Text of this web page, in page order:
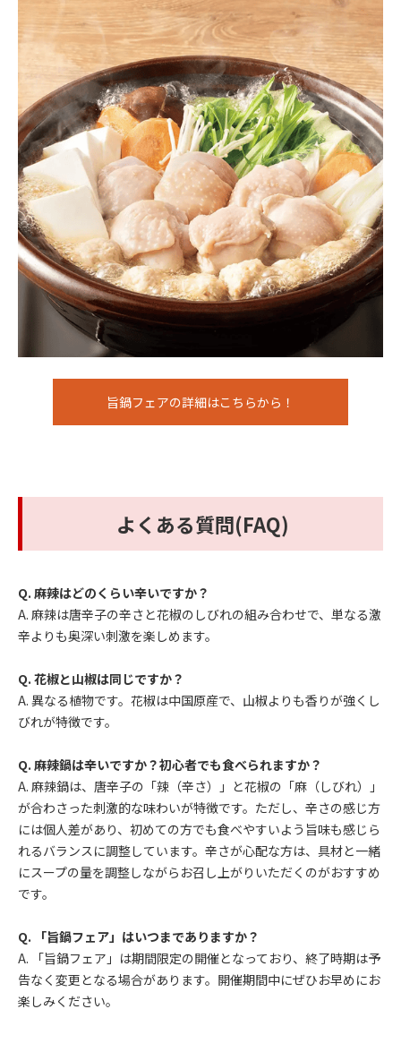
旨鍋フェアの詳細はこちらから！
よくある質問(FAQ)
Q. 麻辣はどのくらい辛いですか？
A. 麻辣は唐辛子の辛さと花椒のしびれの組み合わせで、単なる激
辛よりも奥深い刺激を楽しめます。
Q. 花椒と山椒は同じですか？
A. 異なる植物です。花椒は中国原産で、山椒よりも香りが強くし
びれが特徴です。
Q. 麻辣鍋は辛いですか？初心者でも食べられますか？
A. 麻辣鍋は、唐辛子の「辣（辛さ）」と花椒の「麻（しびれ）」
が合わさった刺激的な味わいが特徴です。ただし、辛さの感じ方
には個人差があり、初めての方でも食べやすいよう旨味も感じら
れるバランスに調整しています。辛さが心配な方は、具材と一緒
にスープの量を調整しながらお召し上がりいただくのがおすすめ
です。
Q. 「旨鍋フェア」はいつまでありますか？
A. 「旨鍋フェア」は期間限定の開催となっており、終了時期は予
告なく変更となる場合があります。開催期間中にぜひお早めにお
楽しみください。